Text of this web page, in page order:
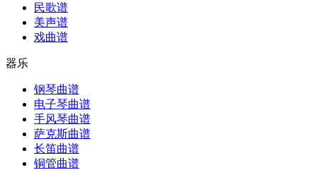
民歌谱
美声谱
戏曲谱
器乐
钢琴曲谱
电子琴曲谱
手风琴曲谱
萨克斯曲谱
长笛曲谱
铜管曲谱